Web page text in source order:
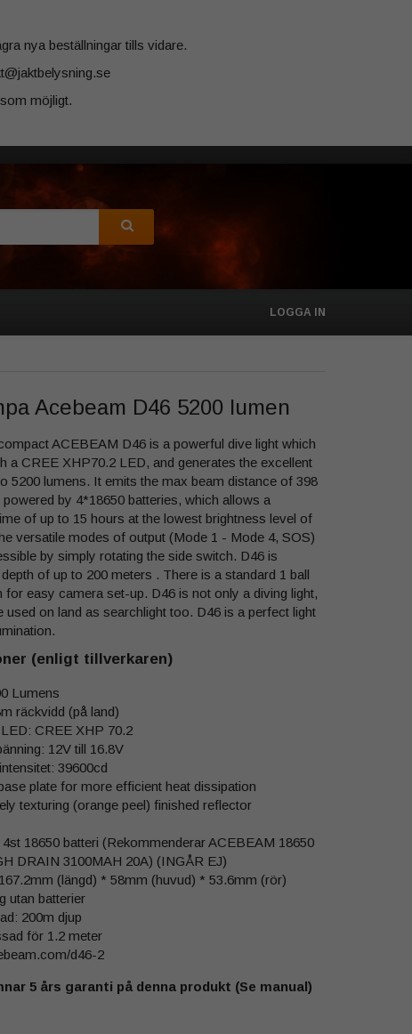
nya beställningar tills vidare.
möjligt.
LOGGA IN
Acebeam D46 5200 lumen
ACEBEAM D46 is a powerful dive light which
a CREE XHP70.2 LED, and generates the excellent
5200 lumens. It emits the max beam distance of 398
by 4*18650 batteries, which allows a
of up to 15 hours at the lowest brightness level of
versatile modes of output (Mode 1 - Mode 4, SOS)
by simply rotating the side switch. D46 is
of up to 200 meters . There is a standard 1 ball
for easy camera set-up. D46 is not only a diving light,
used on land as searchlight too. D46 is a perfect light
(enligt tillverkaren)
Lumens
räckvidd (på land)
CREE XHP 70.2
12V till 16.8V
39600cd
plate for more efficient heat dissipation
texturing (orange peel) finished reflector
18650 batteri (Rekommenderar ACEBEAM 18650
DRAIN 3100MAH 20A) (INGÅR EJ)
(längd) * 58mm (huvud) * 53.6mm (rör)
utan batterier
200m djup
för 1.2 meter
d46-2
5 års garanti på denna produkt (Se manual)